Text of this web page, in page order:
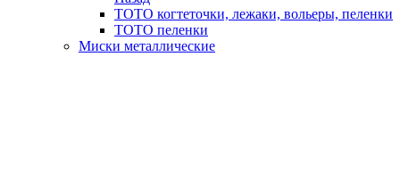
ТОТО когтеточки, лежаки, вольеры, пеленки
ТОТО пеленки
Миски металлические